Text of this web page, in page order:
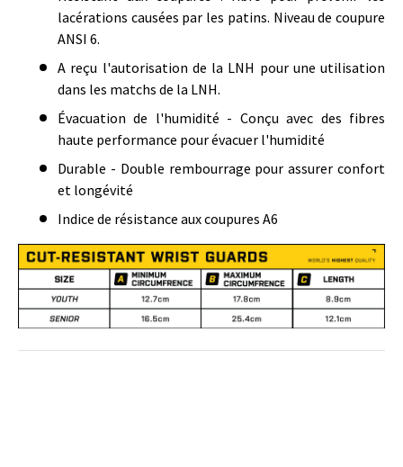
lacérations causées par les patins. Niveau de coupure
ANSI 6.
A reçu l'autorisation de la LNH pour une utilisation
dans les matchs de la LNH.
Évacuation de l'humidité - Conçu avec des fibres
haute performance pour évacuer l'humidité
Durable - Double rembourrage pour assurer confort
et longévité
Indice de résistance aux coupures A6